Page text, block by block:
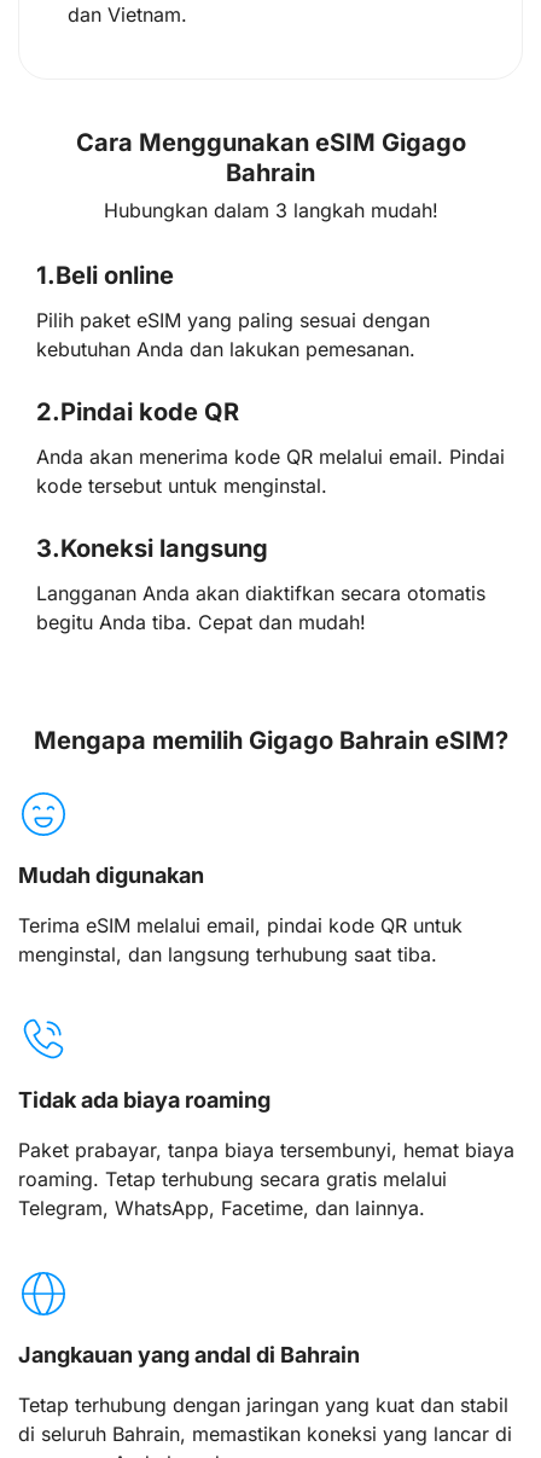
dan Vietnam.
Cara Menggunakan eSIM Gigago
Bahrain
Hubungkan dalam 3 langkah mudah!
1.Beli online
Pilih paket eSIM yang paling sesuai dengan
kebutuhan Anda dan lakukan pemesanan.
2.Pindai kode QR
Anda akan menerima kode QR melalui email. Pindai
kode tersebut untuk menginstal.
3.Koneksi langsung
Langganan Anda akan diaktifkan secara otomatis
begitu Anda tiba. Cepat dan mudah!
Mengapa memilih Gigago Bahrain eSIM?
Mudah digunakan
Terima eSIM melalui email, pindai kode QR untuk
menginstal, dan langsung terhubung saat tiba.
Tidak ada biaya roaming
Paket prabayar, tanpa biaya tersembunyi, hemat biaya
roaming. Tetap terhubung secara gratis melalui
Telegram, WhatsApp, Facetime, dan lainnya.
Jangkauan yang andal di Bahrain
Tetap terhubung dengan jaringan yang kuat dan stabil
di seluruh Bahrain, memastikan koneksi yang lancar di